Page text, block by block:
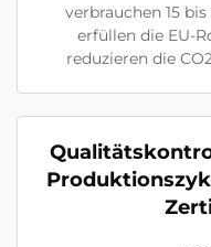
verbrauchen 15
erfüllen die EU-
reduzieren die